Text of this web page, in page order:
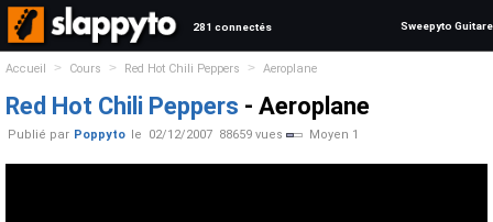
281 connectés Sweepyto Guitare
Accueil > Cours > Red Hot Chili Peppers > Aeroplane
Red Hot Chili Peppers - Aeroplane
Publié par Poppyto le 02/12/2007 88659 vues Moyen 1